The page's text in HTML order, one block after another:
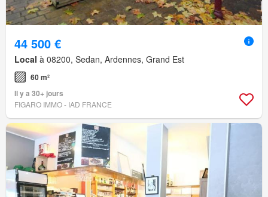
44 500 €
Local à 08200, Sedan, Ardennes, Grand Est
60 m²
Il y a 30+ jours
FIGARO IMMO - IAD FRANCE